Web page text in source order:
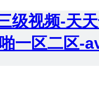
级视频-天
一区二区-